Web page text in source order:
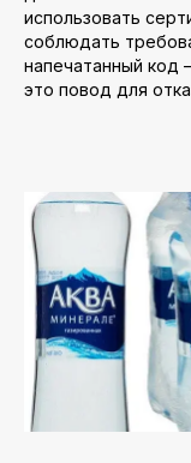
использовать
соблюдать
напечатанный код
это повод для